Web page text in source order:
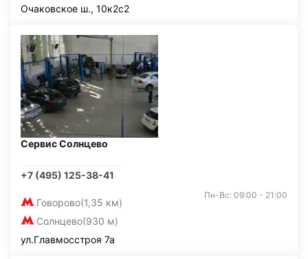
Очаковское ш., 10к2с2
Сервис Солнцево
+7 (495) 125-38-41
Говорово(1,35 км)
Солнцево(930 м)
Пн-Вс: 09:00 - 21:00
ул.Главмосстроя 7а